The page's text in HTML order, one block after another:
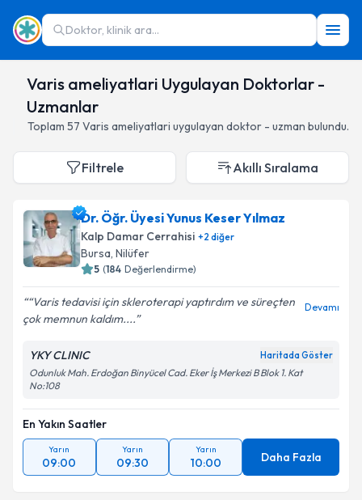
Doktor, klinik ara...
Varis ameliyatlari Uygulayan Doktorlar -
Uzmanlar
Toplam 57 Varis ameliyatlari uygulayan doktor - uzman bulundu.
Filtrele Akıllı Sıralama
Dr. Öğr. Üyesi Yunus Keser Yılmaz
Kalp Damar Cerrahisi +2 diğer
Bursa, Nilüfer
5 (184 Değerlendirme)
“Varis tedavisi için skleroterapi yaptırdım ve süreçten
çok memnun kaldım....
Devamı
YKY CLINIC Haritada Göster
Odunluk Mah. Erdoğan Binyücel Cad. Eker İş Merkezi B Blok 1. Kat
No:108
En Yakın Saatler
Yarın
09:00
Yarın
09:30
Yarın
10:00 Daha Fazla